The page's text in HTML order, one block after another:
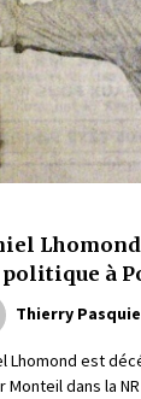
à
Thierry
Lhomond est
Monteil dans la